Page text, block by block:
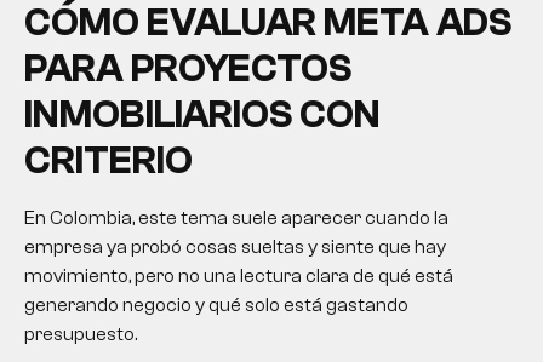
CÓMO EVALUAR META ADS
PARA PROYECTOS
INMOBILIARIOS CON
CRITERIO
En Colombia, este tema suele aparecer cuando la
empresa ya probó cosas sueltas y siente que hay
movimiento, pero no una lectura clara de qué está
generando negocio y qué solo está gastando
presupuesto.